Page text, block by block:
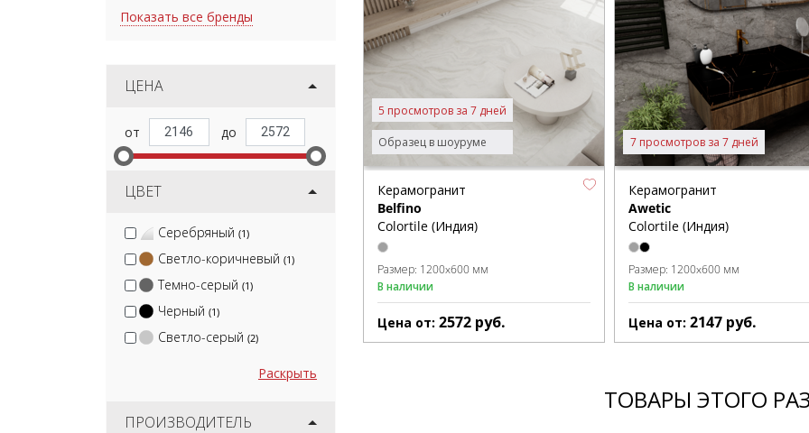
Показать все бренды
ЦЕНА
ЦВЕТ
Серебряный (1)
Светло-коричневый (1)
Темно-серый (1)
Черный (1)
Светло-серый (2)
Раскрыть
ПРОИЗВОДИТЕЛЬ
Образец в шоуруме
5 просмотров за 7 дней
Керамогранит
Belfino
Colortile (Индия)
Размер: 1200x600 мм
В наличии
Цена от: 2572 руб.
7 просмотров за 7 дней
Керамогранит
Awetic
Colortile (Индия)
Размер: 1200x600 мм
В наличии
Цена от:2147 руб.
ТОВАРЫ ЭТОГО